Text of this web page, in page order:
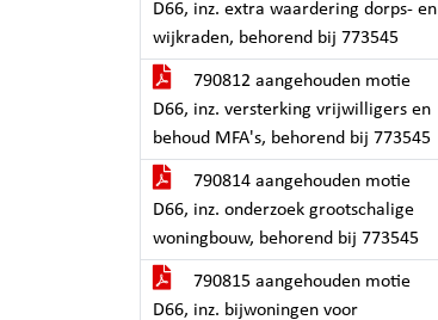
D66, inz. extra waardering dorps- en
wijkraden, behorend bij 773545
790812 aangehouden motie
D66, inz. versterking vrijwilligers en
behoud MFA's, behorend bij 773545
790814 aangehouden motie
D66, inz. onderzoek grootschalige
woningbouw, behorend bij 773545
790815 aangehouden motie
D66, inz. bijwoningen voor